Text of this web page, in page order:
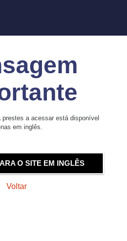
a acessar está disponível
em inglês.
O SITE EM INGLÊS
Voltar